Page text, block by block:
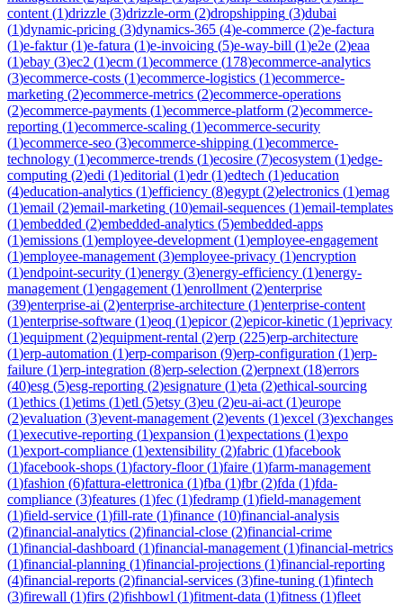
content (1)drizzle (3)drizzle-orm (2)dropshipping (3)dubai
(1)dynamic-pricing (3)dynamics-365 (4)e-commerce (2)e-factura
(1)e-faktur(1)e-fatura (1)e-invoicing (5)e-way-bill (1)e2e (2)eaa
(1)ebay (3)ec2 (1)ecm (1)ecommerce (178)ecommerce-analytics
(3)ecommerce-costs (1)ecommerce-logistics (1)ecommerce-
marketing (2)ecommerce-metrics (2)ecommerce-operations
(2)ecommerce-payments (1)ecommerce-platform (2)ecommerce-
reporting (1)ecommerce-scaling (1)ecommerce-security
(1)ecommerce-seo (3)ecommerce-shipping (1)ecommerce-
technology (1)ecommerce-trends (1)ecosire (7)ecosystem (1)edge-
computing (2)edi (1)editorial (1)edr(1)edtech (1)education
(4)education-analytics (1)efficiency (8)egypt (2)electronics (1)emag
(1)email (2)email-marketing (10)email-sequences (1)email-templates
(1)embedded (2)embedded-analytics (5)embedded-apps
(1)emissions (1)employee-development (1)employee-engagement
(1)employee-management (3)employee-privacy (1)encryption
(1)endpoint-security (1)energy (3)energy-efficiency (1)energy-
management (1)engagement (1)enrollment (2)enterprise
(39)enterprise-ai (2)enterprise-architecture (1)enterprise-content
(1)enterprise-software (1)eoq (1)epicor(2)epicor-kinetic (1)eprivacy
(1)equipment (2)equipment-rental (2)erp (225)erp-architecture
(1)erp-automation (1)erp-comparison (9)erp-configuration (1)erp-
failure (1)erp-integration (8)erp-selection (2)erpnext (18)errors
(40)esg (5)esg-reporting (2)esignature (1)eta (2)ethical-sourcing
(1)ethics (1)etims (1)etl (5)etsy (3)eu (2)eu-ai-act (1)europe
(2)evaluation (3)event-management (2)events (1)excel (3)exchanges
(1)executive-reporting (1)expansion (1)expectations (1)expo
(1)export-compliance (1)extensibility (2)fabric (1)facebook
(1)facebook-shops (1)factory-floor(1)faire (1)farm-management
(1)fashion (6)fattura-elettronica (1)fba (1)fbr(2)fda (1)fda-
compliance (3)features (1)fec (1)fedramp (1)field-management
(1)field-service (1)fill-rate (1)finance (10)financial-analysis
(2)financial-analytics (2)financial-close (2)financial-crime
(1)financial-dashboard (1)financial-management (1)financial-metrics
(1)financial-planning (1)financial-projections (1)financial-reporting
(4)financial-reports (2)financial-services (3)fine-tuning (1)fintech
(3)firewall (1)firs (2)fishbowl (1)fitment-data (1)fitness (1)fleet